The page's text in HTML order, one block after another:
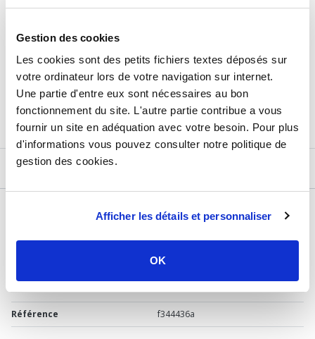
Gestion des cookies
Les cookies sont des petits fichiers textes déposés sur
votre ordinateur lors de votre navigation sur internet.
Une partie d'entre eux sont nécessaires au bon
fonctionnement du site. L'autre partie contribue a vous
fournir un site en adéquation avec votre besoin. Pour plus
d'informations vous pouvez consulter notre politique de
gestion des cookies.
Afficher les détails et personnaliser
OK
Retours et échanges jusqu'à 90 jours
En savoir plus
DESCRIPTIF
Usage Vide
Grohe
Garantie 2 ans
Référence f344436a